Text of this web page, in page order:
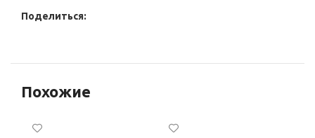
Поделиться:
Похожие